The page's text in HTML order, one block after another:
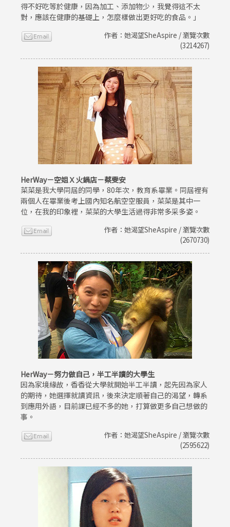
得不好吃等於健康，因為加工、添加物少，我覺得這不太
對，應該在健康的基礎上，怎麼樣做出更好吃的食品。」
作者：她渴望SheAspire / 瀏覽次數
(3214267)
HerWay－空姐Ｘ火鍋店－蔡雯安
菜菜是我大學同屆的同學，80年次，教育系畢業。同屆裡有
兩個人在畢業後考上國內知名航空空服員，菜菜是其中一
位，在我的印象裡，菜菜的大學生活過得非常多采多姿。
作者：她渴望SheAspire / 瀏覽次數
(2670730)
HerWay－努力做自己，半工半讀的大學生
因為家境緣故，香香從大學就開始半工半讀，起先因為家人
的期待，她選擇就讀資訊，後來決定順著自己的渴望，轉系
到應用外語，目前課已經不多的她，打算做更多自己想做的
事。
作者：她渴望SheAspire / 瀏覽次數
(2595622)